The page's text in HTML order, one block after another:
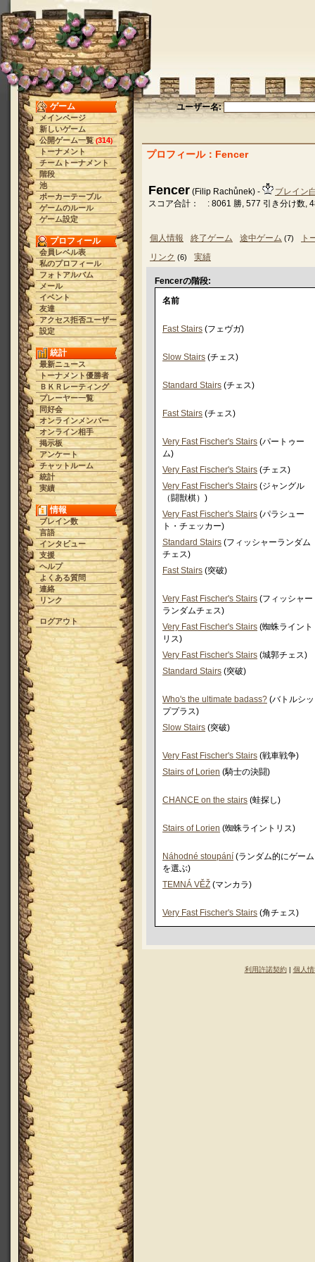
ゲーム
メインページ
新しいゲーム
公開ゲーム一覧 (314)
トーナメント
チームトーナメント
階段
池
ポーカーテーブル
ゲームのルール
ゲーム設定
プロフィール
会員レベル表
私のプロフィール
フォトアルバム
メール
イベント
友達
アクセス拒否ユーザー
設定
統計
最新ニュース
トーナメント優勝者
ＢＫＲレーティング
プレーヤー一覧
同好会
オンラインメンバー
オンライン相手
掲示板
アンケート
チャットルーム
統計
実績
情報
ブレイン数
言語
インタビュー
支援
ヘルプ
よくある質問
連絡
リンク
ログアウト
ユーザー名:
プロフィール：Fencer
Fencer (Filip Rachůnek) -
ブレイン
スコア合計： : 8061 勝, 577 引き分け数,
個人情報 終了ゲーム 途中ゲーム (7)
ト
リンク (6) 実績
Fencerの階段:
名前
Fast Stairs (フェヴガ)
Slow Stairs (チェス)
Standard Stairs (チェス)
Fast Stairs (チェス)
Very Fast Fischer's Stairs (パートゥー
ム)
Very Fast Fischer's Stairs (チェス)
Very Fast Fischer's Stairs (ジャングル
（闘獣棋）)
Very Fast Fischer's Stairs (パラシュー
ト・チェッカー)
Standard Stairs (フィッシャーランダム
チェス)
Fast Stairs (突破)
Very Fast Fischer's Stairs (フィッシャー
ランダムチェス)
Very Fast Fischer's Stairs (蜘蛛ライント
リス)
Very Fast Fischer's Stairs (城郭チェス)
Standard Stairs (突破)
Who's the ultimate badass? (バトルシッ
ププラス)
Slow Stairs (突破)
Very Fast Fischer's Stairs (戦車戦争)
Stairs of Lorien (騎士の決闘)
CHANCE on the stairs (蛙探し)
Stairs of Lorien (蜘蛛ライントリス)
Náhodné stoupání (ランダム的にゲーム
を選ぶ)
TEMNÁ VĚŽ (マンカラ)
Very Fast Fischer's Stairs (角チェス)
利用許諾契約| 個人